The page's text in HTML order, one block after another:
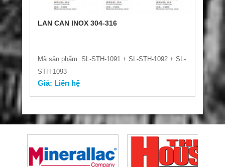
LAN CAN INOX 304-316
Mã sản phẩm: SL-STH-1091 + SL-STH-1092 + SL-
STH-1093
Giá: Liên hệ